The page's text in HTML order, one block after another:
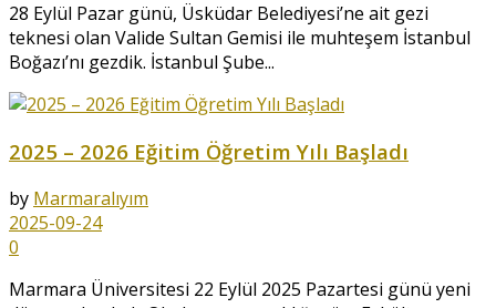
28 Eylül Pazar günü, Üsküdar Belediyesi’ne ait gezi
teknesi olan Valide Sultan Gemisi ile muhteşem İstanbul
Boğazı’nı gezdik. İstanbul Şube...
2025 – 2026 Eğitim Öğretim Yılı Başladı
by Marmaralıyım
2025-09-24
0
Marmara Üniversitesi 22 Eylül 2025 Pazartesi günü yeni